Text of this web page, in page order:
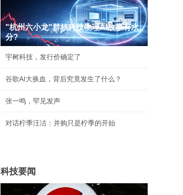
"杭州六小龙"群核科技物理AI故事有水
分?
宇树科技，发行价确定了
谷歌AI大换血，背后究竟发生了什么？
张一鸣，罕见发声
对话柠季汪洁：并购只是柠季的开始
科技要闻